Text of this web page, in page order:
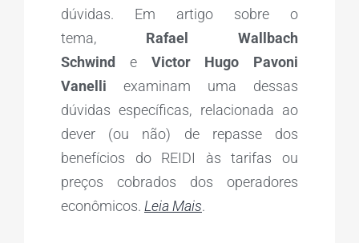
dúvidas. Em artigo sobre o
tema, Rafael Wallbach
Schwind
e Victor Hugo Pavoni
Vanelli examinam uma dessas
dúvidas específicas, relacionada ao
dever (ou não) de repasse dos
benefícios do REIDI às tarifas ou
preços cobrados dos operadores
econômicos. Leia Mais.